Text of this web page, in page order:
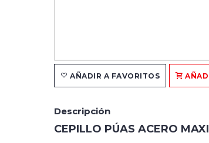
AÑADIR A FAVORITOS
Descripción
CEPILLO PÚAS ACERO